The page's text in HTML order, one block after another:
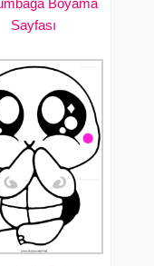
Boyama
Sayfası